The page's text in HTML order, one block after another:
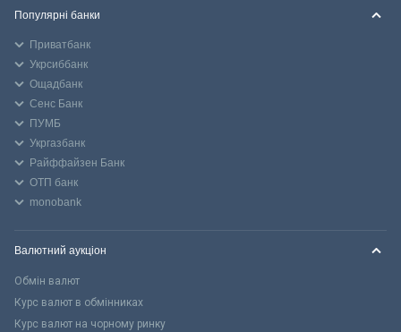
Популярні банки
Приватбанк
Укрсиббанк
Ощадбанк
Сенс Банк
ПУМБ
Укргазбанк
Райффайзен Банк
ОТП банк
monobank
Валютний аукціон
Обмін валют
Курс валют в обмінниках
Курс валют на чорному ринку